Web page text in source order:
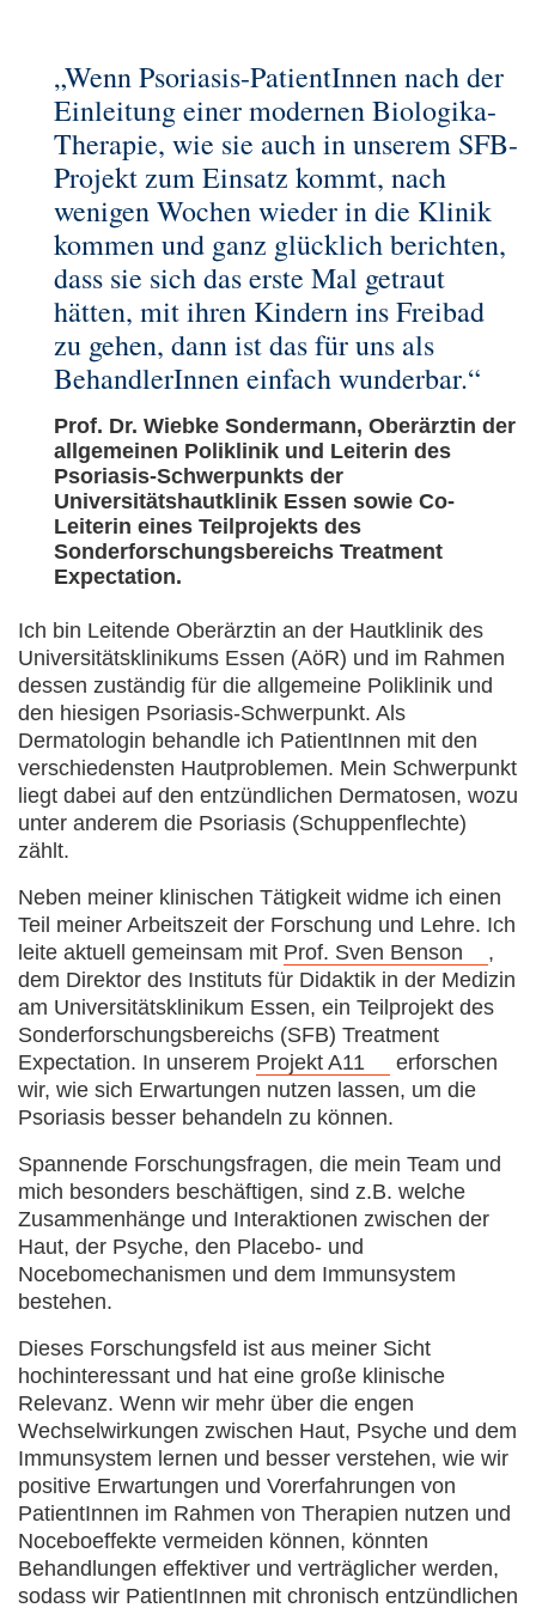
„Wenn Psoriasis-PatientInnen nach der
Einleitung einer modernen Biologika-
Therapie, wie sie auch in unserem SFB-
Projekt zum Einsatz kommt, nach
wenigen Wochen wieder in die Klinik
kommen und ganz glücklich berichten,
dass sie sich das erste Mal getraut
hätten, mit ihren Kindern ins Freibad
zu gehen, dann ist das für uns als
BehandlerInnen einfach wunderbar.“
Prof. Dr. Wiebke Sondermann, Oberärztin der
allgemeinen Poliklinik und Leiterin des
Psoriasis-Schwerpunkts der
Universitätshautklinik Essen sowie Co-
Leiterin eines Teilprojekts des
Sonderforschungsbereichs Treatment
Expectation.
Ich bin Leitende Oberärztin an der Hautklinik des
Universitätsklinikums Essen (AöR) und im Rahmen
dessen zuständig für die allgemeine Poliklinik und
den hiesigen Psoriasis-Schwerpunkt. Als
Dermatologin behandle ich PatientInnen mit den
verschiedensten Hautproblemen. Mein Schwerpunkt
liegt dabei auf den entzündlichen Dermatosen, wozu
unter anderem die Psoriasis (Schuppenflechte)
zählt.
Neben meiner klinischen Tätigkeit widme ich einen
Teil meiner Arbeitszeit der Forschung und Lehre. Ich
leite aktuell gemeinsam mit Prof. Sven Benson
,
dem Direktor des Instituts für Didaktik in der Medizin
am Universitätsklinikum Essen, ein Teilprojekt des
Sonderforschungsbereichs (SFB) Treatment
Expectation. In unserem Projekt A11
erforschen
wir, wie sich Erwartungen nutzen lassen, um die
Psoriasis besser behandeln zu können.
Spannende Forschungsfragen, die mein Team und
mich besonders beschäftigen, sind z.B. welche
Zusammenhänge und Interaktionen zwischen der
Haut, der Psyche, den Placebo- und
Nocebomechanismen und dem Immunsystem
bestehen.
Dieses Forschungsfeld ist aus meiner Sicht
hochinteressant und hat eine große klinische
Relevanz. Wenn wir mehr über die engen
Wechselwirkungen zwischen Haut, Psyche und dem
Immunsystem lernen und besser verstehen, wie wir
positive Erwartungen und Vorerfahrungen von
PatientInnen im Rahmen von Therapien nutzen und
Noceboeffekte vermeiden können, könnten
Behandlungen effektiver und verträglicher werden,
sodass wir PatientInnen mit chronisch entzündlichen